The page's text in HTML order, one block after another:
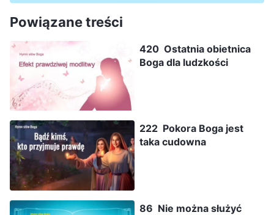
Powiązane treści
420 Ostatnia obietnica
Boga dla ludzkości
222 Pokora Boga jest
taka cudowna
86 Nie można służyć